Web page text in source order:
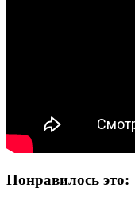
Понравилось это: